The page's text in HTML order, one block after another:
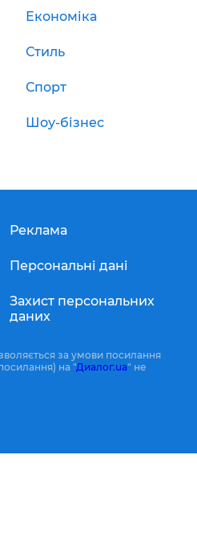
Економіка
Стиль
Спорт
Шоу-бізнес
Реклама
Персональні дані
Захист персональних
даних
за умови посилання
на "Диалог.ua" не